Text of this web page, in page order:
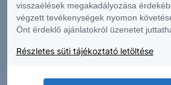
Közzététel a SocGen
OneStar Digital
(XS2121132125)
OneStar Digital
visszaélések megakadályozása
végzett tevékenységek nyomon
Önt érdeklő ajánlatokról üzenetet
Részletes süti tájékoztató letöltése